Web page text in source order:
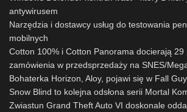
antywirusem
Narzędzia i dostawcy usług do testowania
mobilnych
Cotton 100% i Cotton Panorama docierają 29
zamówienia w przedsprzedaży na SNES/
Bohaterka Horizon, Aloy, pojawi się w Fall
Snow Blind to kolejna odsłona serii Mortal
Zwiastun Grand Theft Auto VI doskonale